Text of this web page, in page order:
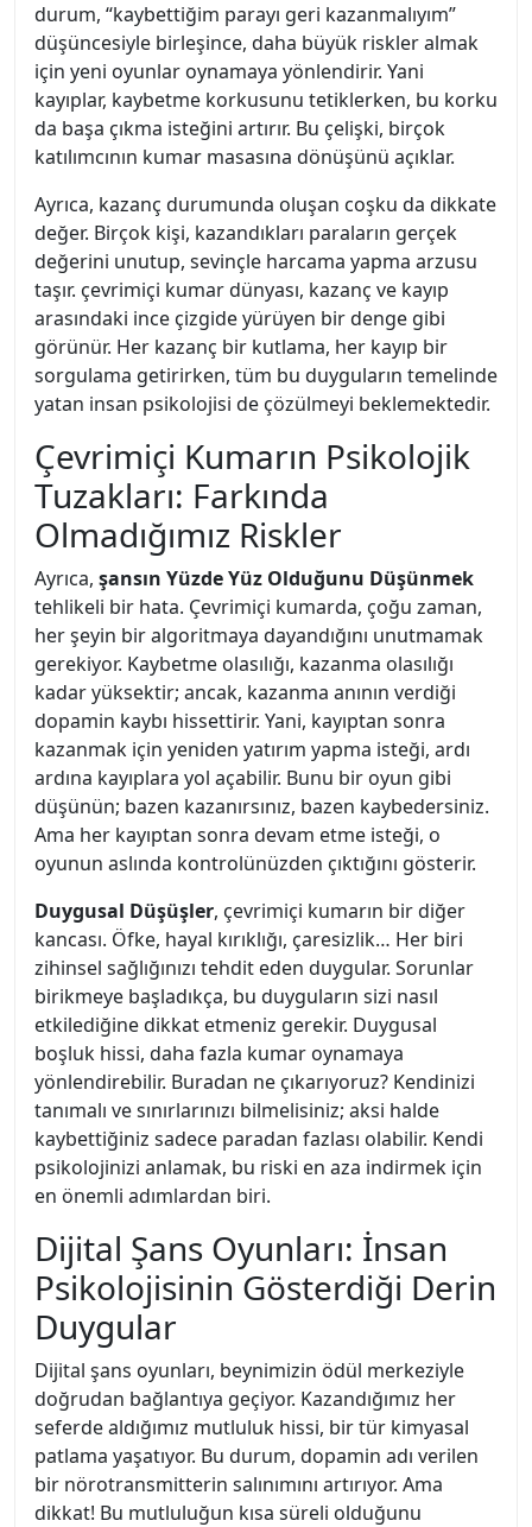
durum, “kaybettiğim parayı geri kazanmalıyım”
düşüncesiyle birleşince, daha büyük riskler almak
için yeni oyunlar oynamaya yönlendirir. Yani
kayıplar, kaybetme korkusunu tetiklerken, bu korku
da başa çıkma isteğini artırır. Bu çelişki, birçok
katılımcının kumar masasına dönüşünü açıklar.
Ayrıca, kazanç durumunda oluşan coşku da dikkate
değer. Birçok kişi, kazandıkları paraların gerçek
değerini unutup, sevinçle harcama yapma arzusu
taşır. çevrimiçi kumar dünyası, kazanç ve kayıp
arasındaki ince çizgide yürüyen bir denge gibi
görünür. Her kazanç bir kutlama, her kayıp bir
sorgulama getirirken, tüm bu duyguların temelinde
yatan insan psikolojisi de çözülmeyi beklemektedir.
Çevrimiçi Kumarın Psikolojik
Tuzakları: Farkında
Olmadığımız Riskler
Ayrıca, şansın Yüzde Yüz Olduğunu Düşünmek
tehlikeli bir hata. Çevrimiçi kumarda, çoğu zaman,
her şeyin bir algoritmaya dayandığını unutmamak
gerekiyor. Kaybetme olasılığı, kazanma olasılığı
kadar yüksektir; ancak, kazanma anının verdiği
dopamin kaybı hissettirir. Yani, kayıptan sonra
kazanmak için yeniden yatırım yapma isteği, ardı
ardına kayıplara yol açabilir. Bunu bir oyun gibi
düşünün; bazen kazanırsınız, bazen kaybedersiniz.
Ama her kayıptan sonra devam etme isteği, o
oyunun aslında kontrolünüzden çıktığını gösterir.
Duygusal Düşüşler, çevrimiçi kumarın bir diğer
kancası. Öfke, hayal kırıklığı, çaresizlik… Her biri
zihinsel sağlığınızı tehdit eden duygular. Sorunlar
birikmeye başladıkça, bu duyguların sizi nasıl
etkilediğine dikkat etmeniz gerekir. Duygusal
boşluk hissi, daha fazla kumar oynamaya
yönlendirebilir. Buradan ne çıkarıyoruz? Kendinizi
tanımalı ve sınırlarınızı bilmelisiniz; aksi halde
kaybettiğiniz sadece paradan fazlası olabilir. Kendi
psikolojinizi anlamak, bu riski en aza indirmek için
en önemli adımlardan biri.
Dijital Şans Oyunları: İnsan
Psikolojisinin Gösterdiği Derin
Duygular
Dijital şans oyunları, beynimizin ödül merkeziyle
doğrudan bağlantıya geçiyor. Kazandığımız her
seferde aldığımız mutluluk hissi, bir tür kimyasal
patlama yaşatıyor. Bu durum, dopamin adı verilen
bir nörotransmitterin salınımını artırıyor. Ama
dikkat! Bu mutluluğun kısa süreli olduğunu